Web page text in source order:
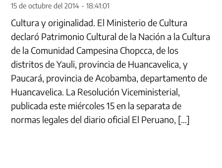
15 de octubre del 2014 - 18:41:01
Cultura y originalidad. El Ministerio de Cultura
declaró Patrimonio Cultural de la Nación a la Cultura
de la Comunidad Campesina Chopcca, de los
distritos de Yauli, provincia de Huancavelica, y
Paucará, provincia de Acobamba, departamento de
Huancavelica. La Resolución Viceministerial,
publicada este miércoles 15 en la separata de
normas legales del diario oficial El Peruano, […]